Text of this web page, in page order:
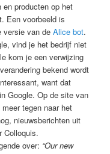
producten op het
Een voorbeeld is
versie van deAlice bot.
vind je het bedrijf niet
kom je een verwijzing
bekend wordt
want dat
Google. Op de site van
tegen naar het
nieuwsberichten uit
Colloquis.
over: “Our new